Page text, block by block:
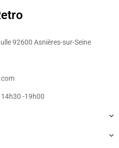
92600 Asnières-sur-Seine
14h30 -19h00